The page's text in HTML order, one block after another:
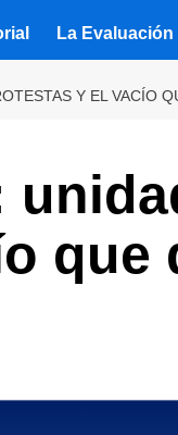
La Evaluación
Y EL VACÍO
que